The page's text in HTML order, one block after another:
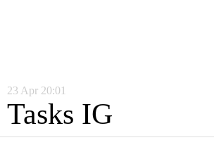
23 Apr 20:01
Tasks IG